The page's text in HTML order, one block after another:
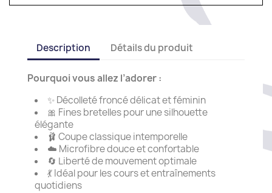
Description Détails du produit
Pourquoi vous allez l’adorer :
✨ Décolleté froncé délicat et féminin
🎀 Fines bretelles pour une silhouette
élégante
🩰 Coupe classique intemporelle
☁️ Microfibre douce et confortable
🔄 Liberté de mouvement optimale
💃 Idéal pour les cours et entraînements
quotidiens